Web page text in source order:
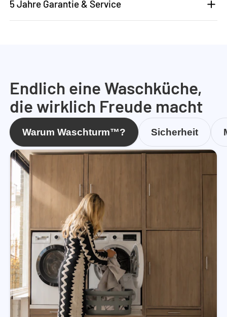
5 Jahre Garantie & Service
Endlich eine Waschküche,
die wirklich Freude macht
Warum Waschturm™? Sicherheit